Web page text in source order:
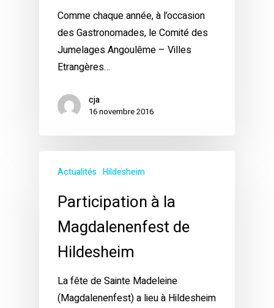
Comme chaque année, à l’occasion
des Gastronomades, le Comité des
Jumelages Angoulême – Villes
Etrangères…
cja
16 novembre 2016
Actualités Hildesheim
Participation à la
Magdalenenfest de
Hildesheim
La fête de Sainte Madeleine
(Magdalenenfest) a lieu à Hildesheim